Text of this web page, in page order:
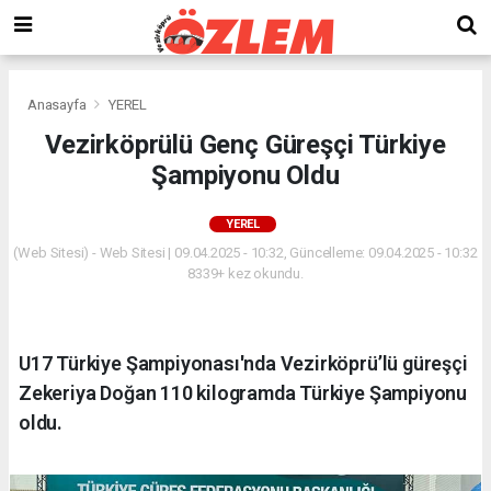
Anasayfa YEREL
Vezirköprülü Genç Güreşçi Türkiye
Şampiyonu Oldu
YEREL
(Web Sitesi) - Web Sitesi | 09.04.2025 - 10:32, Güncelleme: 09.04.2025 - 10:32
8339+ kez okundu.
U17 Türkiye Şampiyonası'nda Vezirköprü’lü güreşçi
Zekeriya Doğan 110 kilogramda Türkiye Şampiyonu
oldu.